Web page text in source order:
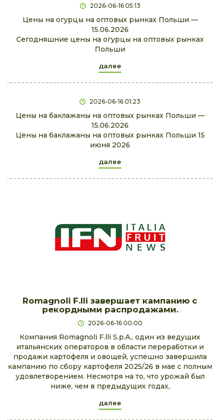
2026-06-16 05:13
Цены на огурцы на оптовых рынках Польши —
15.06.2026
Сегодняшние цены на огурцы на оптовых рынках
Польши
далее
2026-06-16 01:23
Цены на баклажаны на оптовых рынках Польши —
15.06.2026
Цены на баклажаны на оптовых рынках Польши 15
июня 2026
далее
Romagnoli F.lli завершает кампанию с
рекордными распродажами.
2026-06-16 00:00
Компания Romagnoli F.lli S.p.A., один из ведущих
итальянских операторов в области переработки и
продажи картофеля и овощей, успешно завершила
кампанию по сбору картофеля 2025/26 в мае с полным
удовлетворением. Несмотря на то, что урожай был
ниже, чем в предыдущих годах,
далее